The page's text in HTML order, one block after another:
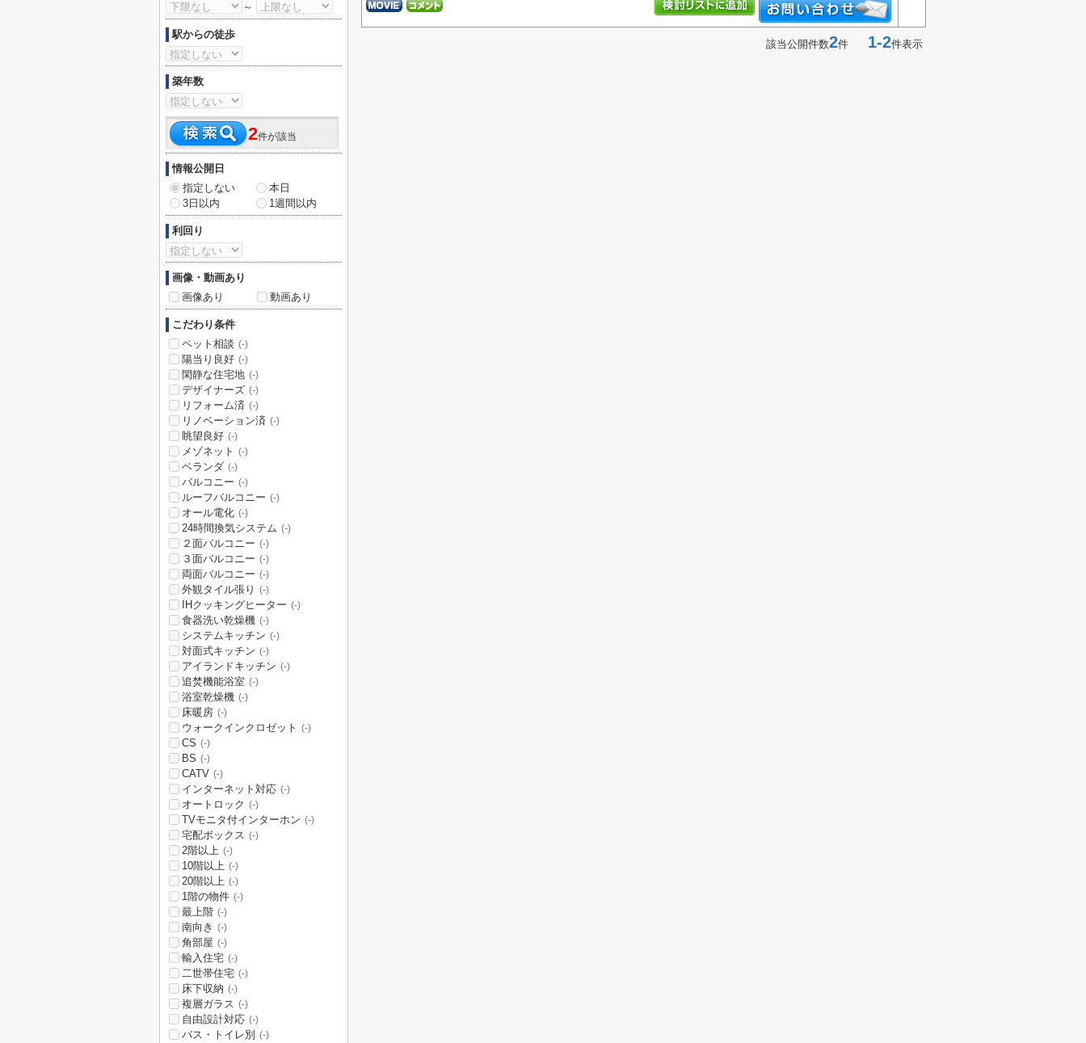
該当公開件数2件 1-2件表示
～
駅からの徒歩
築年数
2件が該当
情報公開日
指定しない
本日
3日以内
1週間以内
利回り
画像・動画あり
画像あり
動画あり
こだわり条件
ペット相談 (-)
陽当り良好 (-)
閑静な住宅地 (-)
デザイナーズ (-)
リフォーム済 (-)
リノベーション済 (-)
眺望良好 (-)
メゾネット (-)
ベランダ (-)
バルコニー (-)
ルーフバルコニー (-)
オール電化 (-)
24時間換気システム (-)
２面バルコニー (-)
３面バルコニー (-)
両面バルコニー (-)
外観タイル張り (-)
IHクッキングヒーター (-)
食器洗い乾燥機 (-)
システムキッチン (-)
対面式キッチン (-)
アイランドキッチン (-)
追焚機能浴室 (-)
浴室乾燥機 (-)
床暖房 (-)
ウォークインクロゼット (-)
CS (-)
BS (-)
CATV (-)
インターネット対応 (-)
オートロック (-)
TVモニタ付インターホン (-)
宅配ボックス (-)
2階以上 (-)
10階以上 (-)
20階以上 (-)
1階の物件 (-)
最上階 (-)
南向き (-)
角部屋 (-)
輸入住宅 (-)
二世帯住宅 (-)
床下収納 (-)
複層ガラス (-)
自由設計対応 (-)
バス・トイレ別 (-)